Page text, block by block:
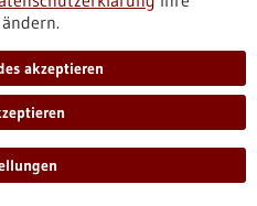
Gesichtern:
Leberkrebs -
angreifbar für
treibt das Wachstum
akzeptieren